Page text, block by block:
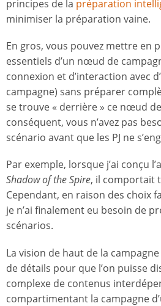
principes de la préparation
minimiser la préparation vaine.
En gros, vous pouvez mettre en
essentiels d’un nœud de
connexion et d’interaction avec
campagne) sans préparer
se trouve « derrière » ce nœud
conséquent, vous n’avez pas
scénario avant que les PJ ne
Par exemple, lorsque j’ai conçu
Shadow of the Spire, il comportait
Cependant, en raison des choix
je n’ai finalement eu besoin de
scénarios.
La vision de haut de la
de détails pour que l’on puisse
complexe de contenus
compartimentant la campagne